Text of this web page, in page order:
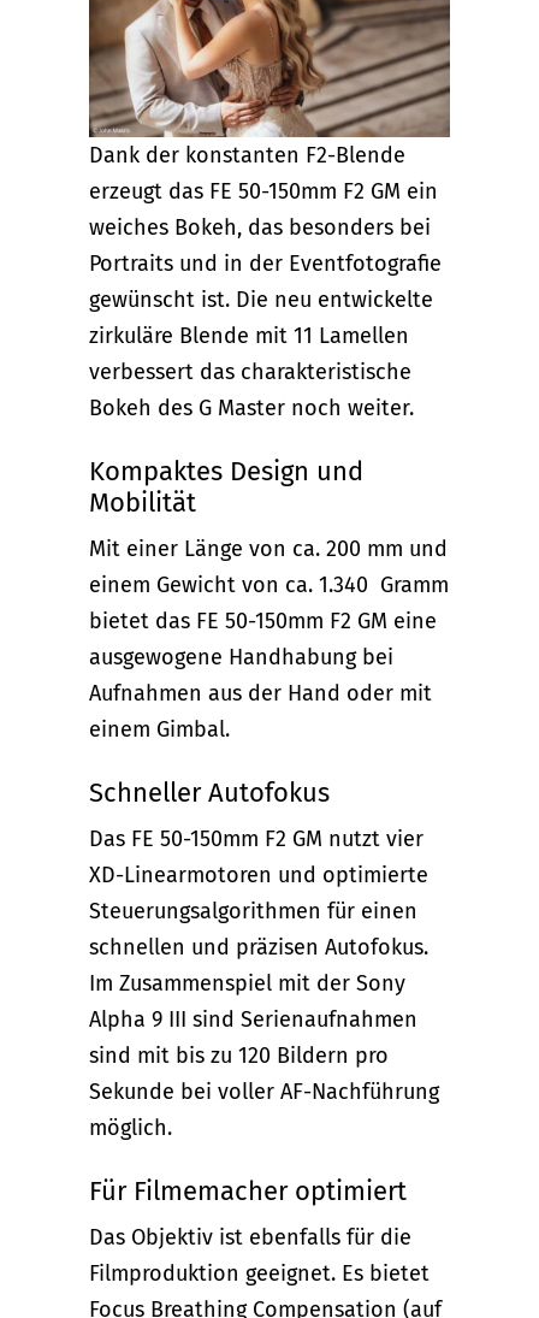
Dank der konstanten F2-Blende
erzeugt das FE 50-150mm F2 GM ein
weiches Bokeh, das besonders bei
Portraits und in der Eventfotografie
gewünscht ist. Die neu entwickelte
zirkuläre Blende mit 11 Lamellen
verbessert das charakteristische
Bokeh des G Master noch weiter.
Kompaktes Design und
Mobilität
Mit einer Länge von ca. 200 mm und
einem Gewicht von ca. 1.340 Gramm
bietet das FE 50-150mm F2 GM eine
ausgewogene Handhabung bei
Aufnahmen aus der Hand oder mit
einem Gimbal.
Schneller Autofokus
Das FE 50-150mm F2 GM nutzt vier
XD-Linearmotoren und optimierte
Steuerungsalgorithmen für einen
schnellen und präzisen Autofokus.
Im Zusammenspiel mit der Sony
Alpha 9 III sind Serienaufnahmen
sind mit bis zu 120 Bildern pro
Sekunde bei voller AF-Nachführung
möglich.
Für Filmemacher optimiert
Das Objektiv ist ebenfalls für die
Filmproduktion geeignet. Es bietet
Focus Breathing Compensation (auf